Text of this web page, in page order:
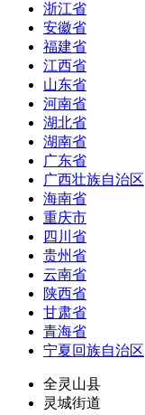
浙江省
安徽省
福建省
江西省
山东省
河南省
湖北省
湖南省
广东省
广西壮族自治区
海南省
重庆市
四川省
贵州省
云南省
陕西省
甘肃省
青海省
宁夏回族自治区
全灵山县
灵城街道